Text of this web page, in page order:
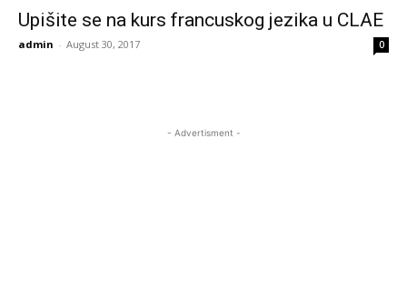
Upišite se na kurs francuskog jezika u CLAE
admin - August 30, 2017 0
- Advertisment -